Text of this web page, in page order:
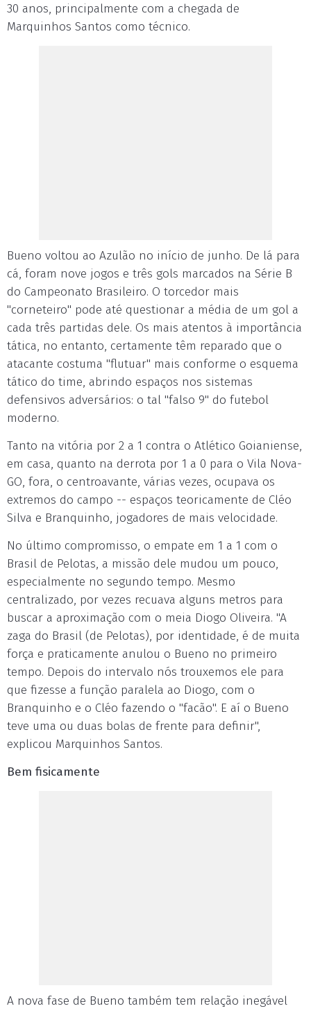
30 anos, principalmente com a chegada de
Marquinhos Santos como técnico.
Bueno voltou ao Azulão no início de junho. De lá para
cá, foram nove jogos e três gols marcados na Série B
do Campeonato Brasileiro. O torcedor mais
"corneteiro" pode até questionar a média de um gol a
cada três partidas dele. Os mais atentos à importância
tática, no entanto, certamente têm reparado que o
atacante costuma "flutuar" mais conforme o esquema
tático do time, abrindo espaços nos sistemas
defensivos adversários: o tal "falso 9" do futebol
moderno.
Tanto na vitória por 2 a 1 contra o Atlético Goianiense,
em casa, quanto na derrota por 1 a 0 para o Vila Nova-
GO, fora, o centroavante, várias vezes, ocupava os
extremos do campo -- espaços teoricamente de Cléo
Silva e Branquinho, jogadores de mais velocidade.
No último compromisso, o empate em 1 a 1 com o
Brasil de Pelotas, a missão dele mudou um pouco,
especialmente no segundo tempo. Mesmo
centralizado, por vezes recuava alguns metros para
buscar a aproximação com o meia Diogo Oliveira. "A
zaga do Brasil (de Pelotas), por identidade, é de muita
força e praticamente anulou o Bueno no primeiro
tempo. Depois do intervalo nós trouxemos ele para
que fizesse a função paralela ao Diogo, com o
Branquinho e o Cléo fazendo o "facão". E aí o Bueno
teve uma ou duas bolas de frente para definir",
explicou Marquinhos Santos.
Bem fisicamente
A nova fase de Bueno também tem relação inegável